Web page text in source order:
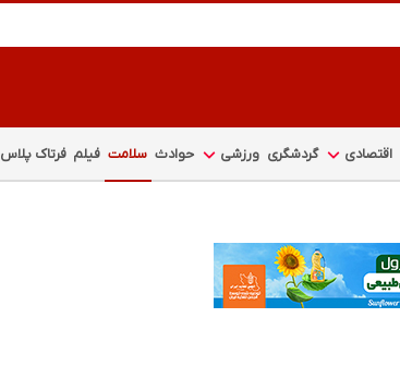
اقتصادی گردشگری ورزشی حوادث سلامت فیلم فرتاک پلاس